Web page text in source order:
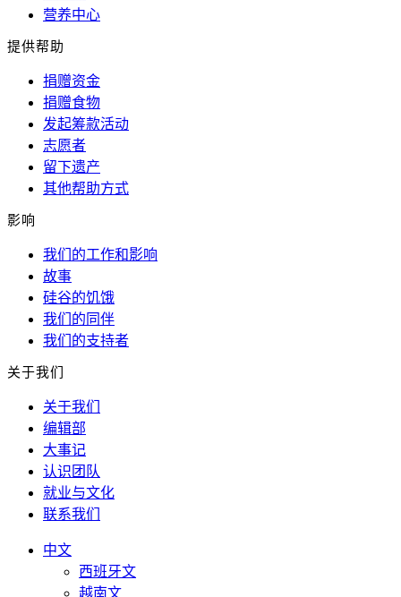
营养中心
提供帮助
捐赠资金
捐赠食物
发起筹款活动
志愿者
留下遗产
其他帮助方式
影响
我们的工作和影响
故事
硅谷的饥饿
我们的同伴
我们的支持者
关于我们
关于我们
编辑部
大事记
认识团队
就业与文化
联系我们
中文
西班牙文
越南文